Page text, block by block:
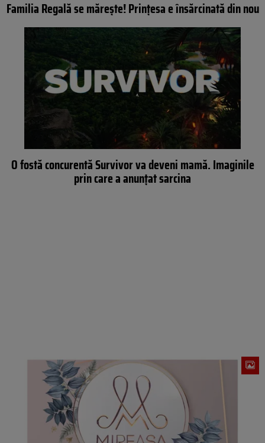
Familia Regală se mărește! Prințesa e însărcinată din nou
O fostă concurentă Survivor va deveni mamă. Imaginile
prin care a anunțat sarcina